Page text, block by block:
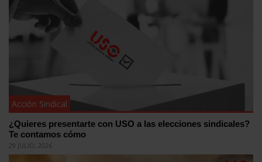
Acción Sindical
¿Quieres presentarte con USO a las elecciones sindicales?
Te contamos cómo
29 JULIO, 2026